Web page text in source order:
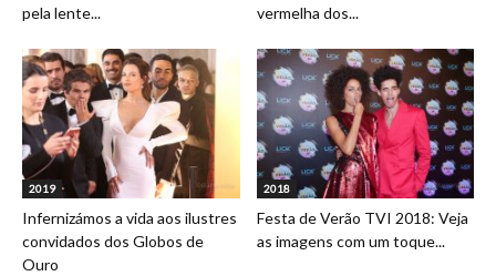
pela lente...
vermelha dos...
2019
Infernizámos a vida aos ilustres
convidados dos Globos de
Ouro
2018
Festa de Verão TVI 2018: Veja
as imagens com um toque...